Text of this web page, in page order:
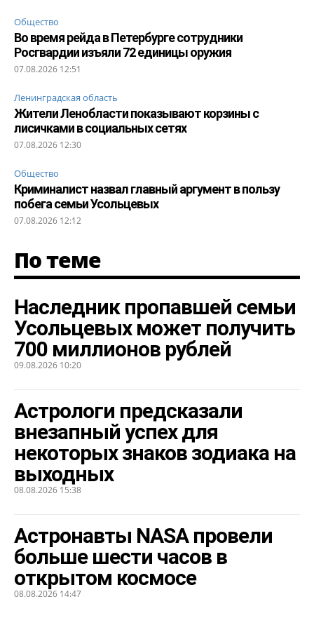
Общество
Во время рейда в Петербурге сотрудники
Росгвардии изъяли 72 единицы оружия
07.08.2026 12:51
Ленинградская область
Жители Ленобласти показывают корзины с
лисичками в социальных сетях
07.08.2026 12:30
Общество
Криминалист назвал главный аргумент в пользу
побега семьи Усольцевых
07.08.2026 12:12
По теме
Наследник пропавшей семьи
Усольцевых может получить
700 миллионов рублей
09.08.2026 10:20
Астрологи предсказали
внезапный успех для
некоторых знаков зодиака на
выходных
08.08.2026 15:38
Астронавты NASA провели
больше шести часов в
открытом космосе
08.08.2026 14:47